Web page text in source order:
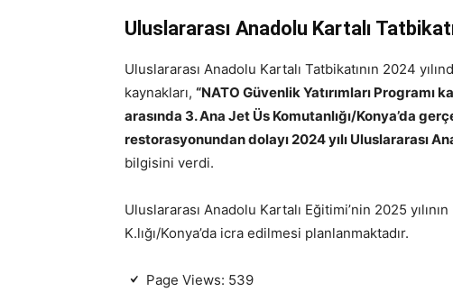
Uluslararası Anadolu Kartalı
Uluslararası Anadolu Kartalı Tatbikatının 2024
kaynakları, “NATO Güvenlik Yatırımları Programı
arasında 3. Ana Jet Üs Komutanlığı/Konya’da
restorasyonundan dolayı 2024 yılı Uluslararası
bilgisini verdi.
Uluslararası Anadolu Kartalı Eğitimi’nin 2025
K.lığı/Konya’da icra edilmesi planlanmaktadır.
Page Views: 539